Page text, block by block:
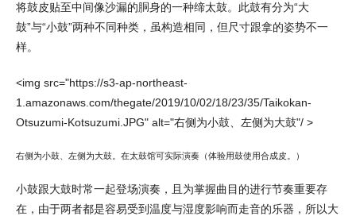
将鼓皮贴至中间像沙漏的胴身的一种缔太鼓。此鼓有分为“大
鼓”与“小鼓”两种不同种类，虽构造相同，但尺寸跟拿的姿势不一
样。
<img src="https://s3-ap-northeast-
1.amazonaws.com/thegate/2019/10/02/18/23/35/Taikokan-
Otsuzumi-Kotsuzumi.JPG" alt="右侧为小鼓、左侧为大鼓"/ >
右侧为小鼓、左侧为大鼓。在太鼓馆可实际演奏（体验用鼓使用合成皮。）
小鼓跟大鼓时常一起登场演奏，且为掌握曲目的进行节奏重要存
在，由于两者都是容易受到温度与湿度影响而走音的乐器，所以大